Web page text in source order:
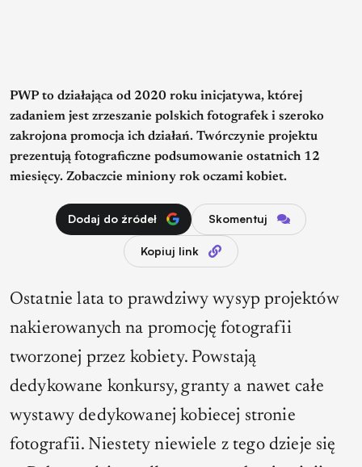
PWP to działająca od 2020 roku inicjatywa, której
zadaniem jest zrzeszanie polskich fotografek i szeroko
zakrojona promocja ich działań. Twórczynie projektu
prezentują fotograficzne podsumowanie ostatnich 12
miesięcy. Zobaczcie miniony rok oczami kobiet.
Dodaj do źródeł Skomentuj
Kopiuj link
Ostatnie lata to prawdziwy wysyp projektów
nakierowanych na promocję fotografii
tworzonej przez kobiety. Powstają
dedykowane konkursy, granty a nawet całe
wystawy dedykowanej kobiecej stronie
fotografii. Niestety niewiele z tego dzieje się